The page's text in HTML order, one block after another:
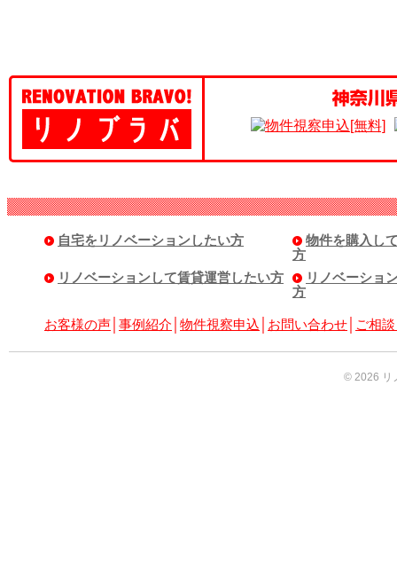
自宅をリノベーションしたい方
物件を購入し
方
リノベーションして賃貸運営したい方
リノベーショ
方
お客様の声 事例紹介 物件視察申込 お問い合わせ ご相
© 2026 リ